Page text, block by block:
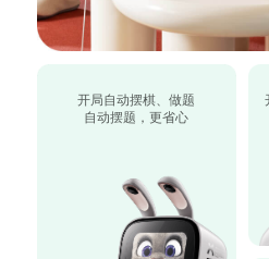
开局自动摆棋、做题
自动摆题，更省心